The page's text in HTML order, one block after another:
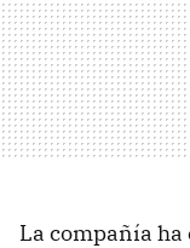
La compañía